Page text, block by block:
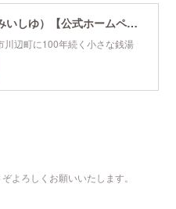
鏡石湯（かがみいしゆ）【公式ホームページ】
川辺町に100年続く小さな銭湯
よろしくお願いいたします。